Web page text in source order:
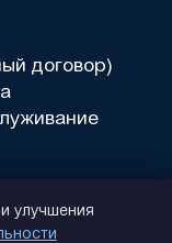
договор)
улучшения